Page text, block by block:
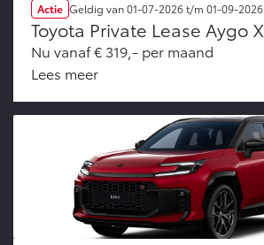
Actie Geldig van01-07-2026t/m 01-09-2026
Toyota Private Lease Aygo X
Nu vanaf € 319,- per maand
Lees meer